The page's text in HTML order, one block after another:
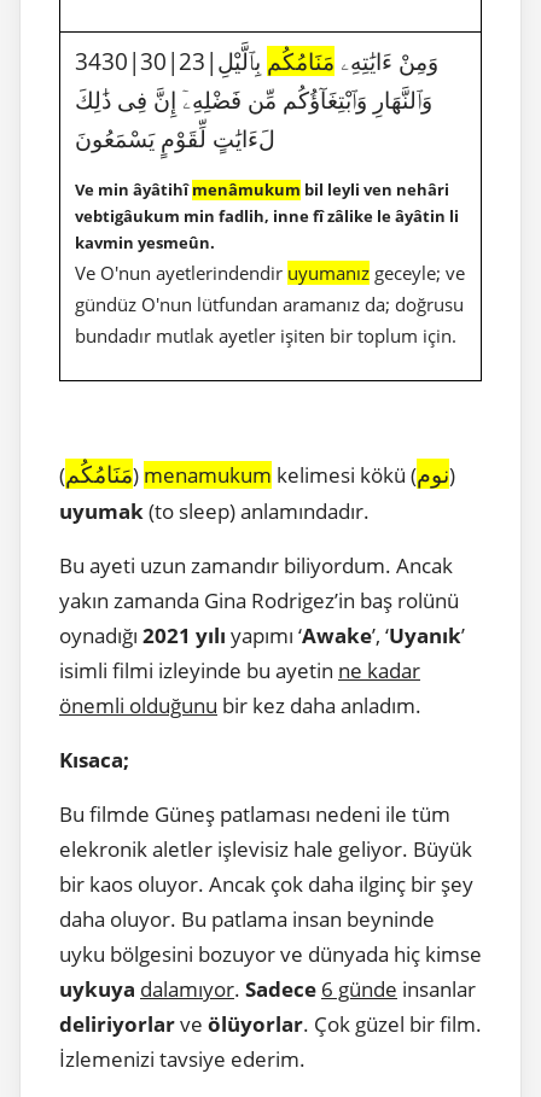
3430|30|23|وَمِنْ ءَايَٰتِهِۦ مَنَامُكُم بِٱلَّيْلِ
وَٱلنَّهَارِ وَٱبْتِغَآؤُكُم مِّن فَضْلِهِۦٓ إِنَّ فِى ذَٰلِكَ
لَءَايَٰتٍ لِّقَوْمٍ يَسْمَعُونَ
Ve min âyâtihîmenâmukum bil leyli ven nehâri
vebtigâukum min fadlih, inne fî zâlike le âyâtin li
kavmin yesmeûn.
Ve O'nun ayetlerindendir uyumanız geceyle; ve
gündüz O'nun lütfundan aramanız da; doğrusu
bundadır mutlak ayetler işiten bir toplum için.
(مَنَامُكُم) menamukum kelimesi kökü (نوم)
uyumak(to sleep) anlamındadır.
Bu ayeti uzun zamandır biliyordum. Ancak
yakın zamanda Gina Rodrigez’in baş rolünü
oynadığı 2021 yılı yapımı ‘Awake’, ‘Uyanık’
isimli filmi izleyinde bu ayetin ne kadar
önemli olduğunu bir kez daha anladım.
Kısaca;
Bu filmde Güneş patlaması nedeni ile tüm
elekronik aletler işlevisiz hale geliyor. Büyük
bir kaos oluyor. Ancak çok daha ilginç bir şey
daha oluyor. Bu patlama insan beyninde
uyku bölgesini bozuyor ve dünyada hiç kimse
uykuya dalamıyor. Sadece 6 günde insanlar
deliriyorlarve ölüyorlar. Çok güzel bir film.
İzlemenizi tavsiye ederim.